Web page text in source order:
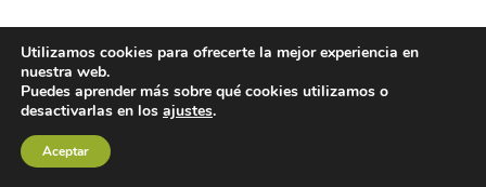
Utilizamos cookies para ofrecerte la mejor experiencia en
nuestra web.
Puedes aprender más sobre qué cookies utilizamos o
desactivarlas en los ajustes.
Aceptar